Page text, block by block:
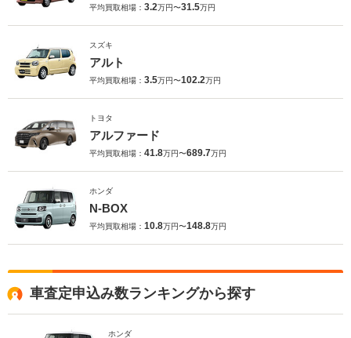
平均買取相場： 3.2万円〜31.5万円
スズキ
アルト
平均買取相場： 3.5万円〜102.2万円
トヨタ
アルファード
平均買取相場： 41.8万円〜689.7万円
ホンダ
N-BOX
平均買取相場： 10.8万円〜148.8万円
車査定申込み数ランキングから探す
ホンダ